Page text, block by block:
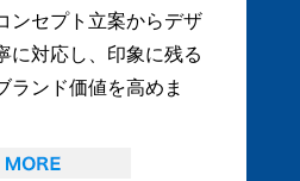
ンセプト立案からデザ
に対応し、印象に残る
ランド価値を高めま